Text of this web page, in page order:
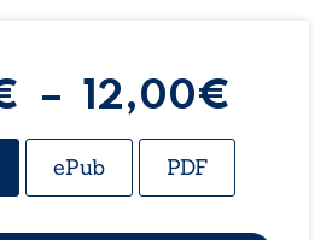
ceux qui luttent dans le
– 12,00€
de
ePub PDF